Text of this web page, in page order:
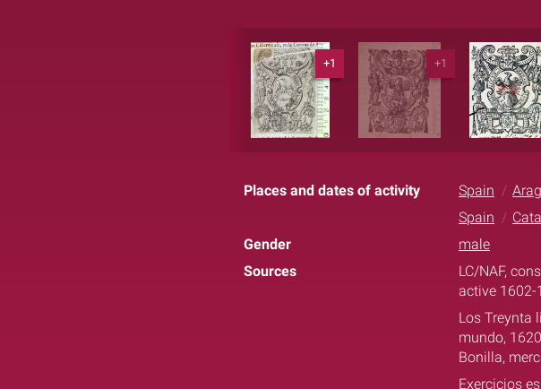
+1 +1
Places and dates of activity Spain
Spain
Gender
male
Sources
LC/NAF,
active 1602-
Los Treynta
mundo,
Bonilla,
Exercicios